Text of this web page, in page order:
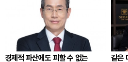
경제적 파산에도 피할 수 없는
같은